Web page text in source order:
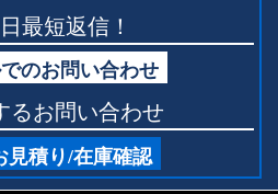
最短返信！
のお問い合わせ
るお問い合わせ
見積り/在庫確認